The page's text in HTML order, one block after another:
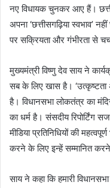
नए विधायक चुनकर आए हैं।
अपना ‘छत्तीसगढ़िया स्वभाव’
पर सक्रियता और गंभीरता से
मुख्यमंत्री विष्णु देव साय ने
सब के लिए खास है। ‘उत्कृष्टता
है। विधानसभा लोकतंत्र का
का धर्म है। संसदीय रिपोर्टिंग
मीडिया प्रतिनिधियों की
करने के लिए इन्हें सम्मानित करने
साय ने कहा कि हमारी